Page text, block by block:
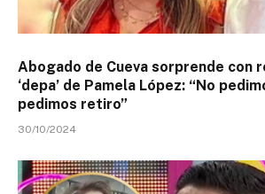
Abogado de Cueva sorprende con
‘depa’ de Pamela López: “No
pedimos retiro”
30/10/2024